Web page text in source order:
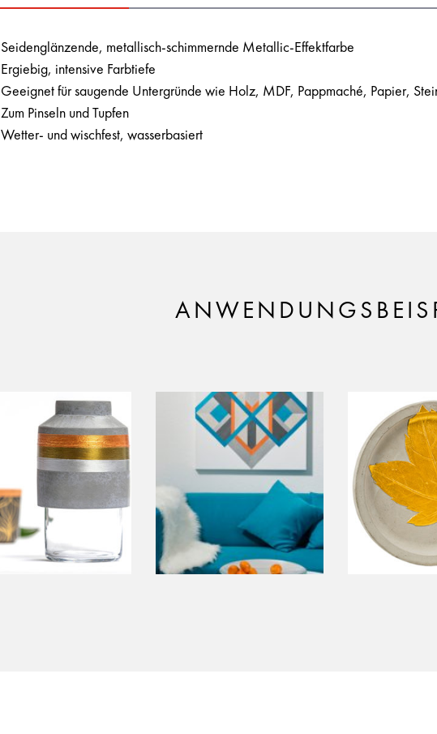
Seidenglänzende, metallisch-schimmernde Metallic-Effektfarbe
Ergiebig, intensive Farbtiefe
Geeignet für saugende Untergründe wie Holz, MDF, Pappmaché, Papier,
Zum Pinseln und Tupfen
Wetter- und wischfest, wasserbasiert